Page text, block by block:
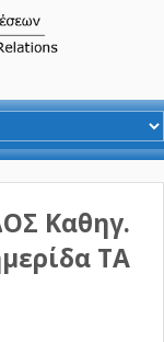
Καθηγ.
ΤΑ